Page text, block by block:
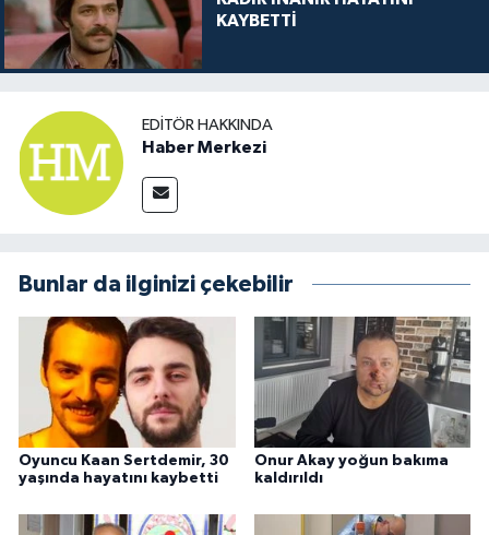
KAYBETTİ
EDITÖR HAKKINDA
Haber Merkezi
Bunlar da ilginizi çekebilir
Oyuncu Kaan Sertdemir, 30
yaşında hayatını kaybetti
Onur Akay yoğun bakıma
kaldırıldı